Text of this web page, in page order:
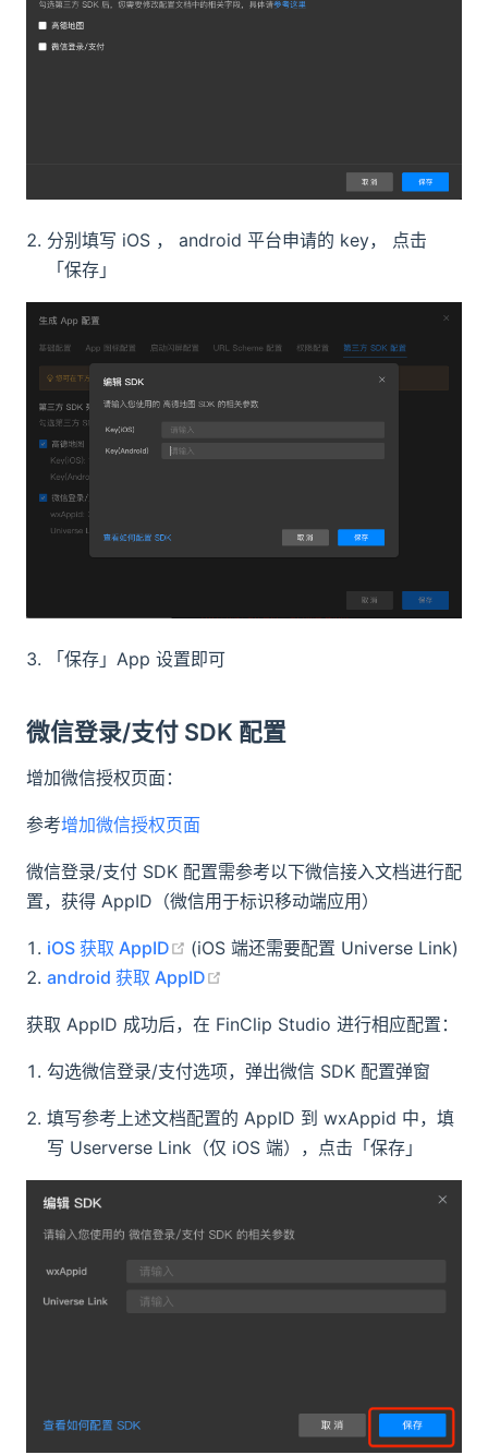
分别填写 iOS ， android 平台申请的 key， 点击
「保存」
「保存」App 设置即可
微信登录/支付 SDK 配置
增加微信授权页面：
参考增加微信授权页面
微信登录/支付 SDK 配置需参考以下微信接入文档进行配
置，获得 AppID（微信用于标识移动端应用）
iOS 获取 AppID (opens new window)
(iOS 端还需要配置 Universe Link)
android 获取 AppID
获取 AppID 成功后，在 FinClip Studio 进行相应配置：
勾选微信登录/支付选项，弹出微信 SDK 配置弹窗
填写参考上述文档配置的 AppID 到 wxAppid 中，填
写 Userverse Link（仅 iOS 端），点击「保存」